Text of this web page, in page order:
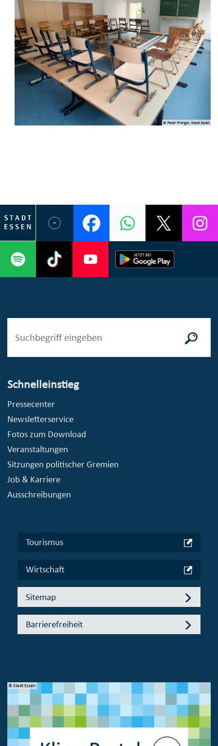
© Peter Prengel, Stadt Essen
Schnelleinstieg
Pressecenter
Newsletterservice
Fotos zum Download
Veranstaltungen
Sitzungen politischer Gremien
Job & Karriere
Ausschreibungen
Tourismus
Wirtschaft
Sitemap
Barrierefreiheit
© Stadt Essen